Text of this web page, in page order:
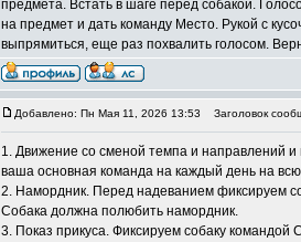
предмета. Встать в шаге перед собакой.
на предмет и дать команду Место. Рукой с
выпрямиться, еще раз похвалить голосом.
Добавлено: Пн Мая 11, 2026 13:53 Заголовок
1. Движение со сменой темпа и направлений
ваша основная команда на каждый день на
2. Намордник. Перед надеванием фиксируем
Собака должна полюбить намордник.
3. Показ прикуса. Фиксируем собаку